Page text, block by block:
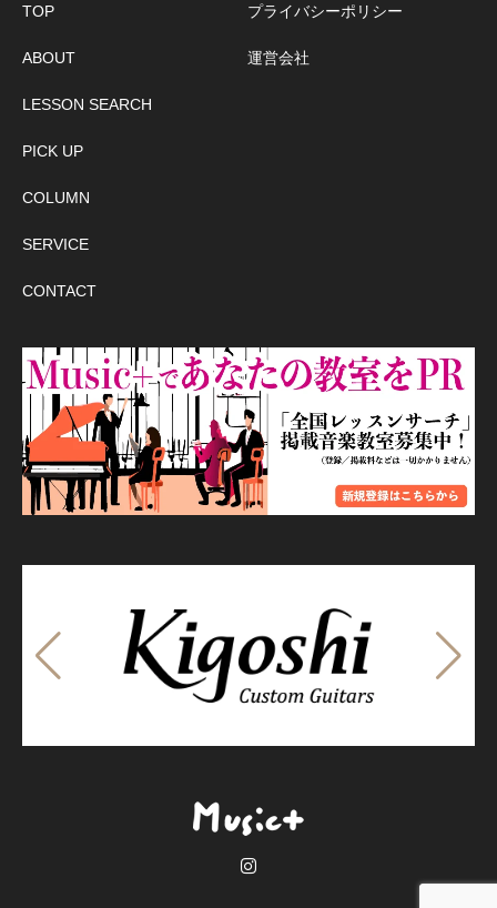
TOP
ABOUT
LESSON SEARCH
PICK UP
COLUMN
SERVICE
CONTACT
プライバシーポリシー
運営会社